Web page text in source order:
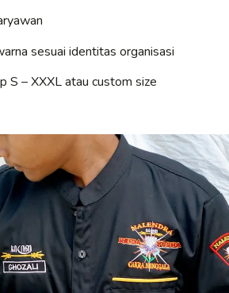
sesuai identitas organisasi
S – XXXL atau custom size